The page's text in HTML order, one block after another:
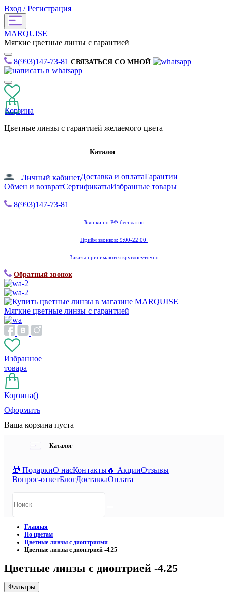
Вход / Регистрация
MARQUISE
Мягкие цветные линзы с гарантией
8(993)147-73-81 СВЯЗАТЬСЯ СО МНОЙ
Корзина
Цветные линзы с гарантией желаемого цвета
Каталог
Личный кабинетДоставка и оплатаГарантии
Обмен и возвратСертификатыИзбранные товары
8(993)147-73-81
Звонки по РФ бесплатно
Приём звонков: 9:00-22:00
Заказы принимаются круглосуточно
Обратный звонок
Мягкие цветные линзы с гарантией
Избранное
товара
Корзина()
Оформить
Ваша корзина пуста
Каталог
🎁 ПодаркиО насКонтакты🔥 АкцииОтзывы
Вопрос-ответБлогДоставкаОплата
Главная
По цветам
Цветные линзы с диоптриями
Цветные линзы с диоптрией -4.25
Цветные линзы с диоптрией -4.25
Фильтры